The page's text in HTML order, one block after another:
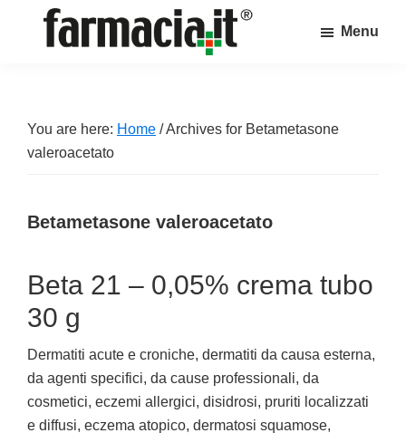
sul
mondo
online
Menu
You are here: Home /Archives for Betametasone
valeroacetato
Betametasone valeroacetato
Beta 21 – 0,05% crema tubo
30 g
Dermatiti acute e croniche, dermatiti da causa esterna,
da agenti specifici, da cause professionali, da
cosmetici, eczemi allergici, disidrosi, pruriti localizzati
e diffusi, eczema atopico, dermatosi squamose,